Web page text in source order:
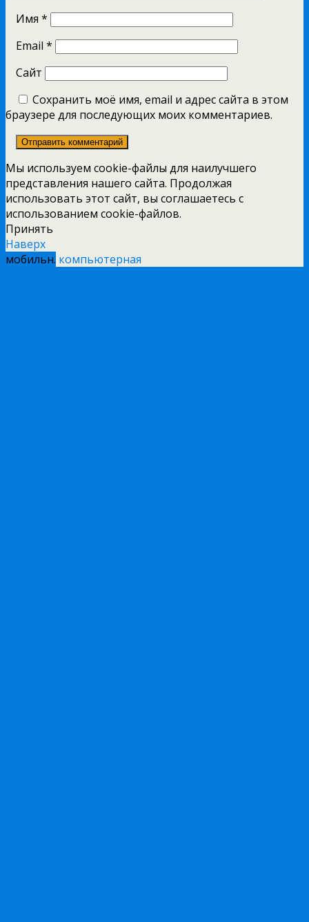
Имя *
Email *
Сайт
Сохранить моё имя, email и адрес сайта в этом
браузере для последующих моих комментариев.
Мы используем cookie-файлы для наилучшего
представления нашего сайта. Продолжая
использовать этот сайт, вы соглашаетесь с
использованием cookie-файлов.
Принять
Наверх
мобильн. компьютерная